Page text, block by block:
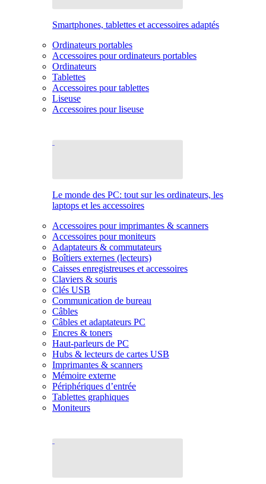
Smartphones, tablettes et accessoires adaptés
Ordinateurs portables
Accessoires pour ordinateurs portables
Ordinateurs
Tablettes
Accessoires pour tablettes
Liseuse
Accessoires pour liseuse
Le monde des PC: tout sur les ordinateurs, les
laptops et les accessoires
Accessoires pour imprimantes & scanners
Accessoires pour moniteurs
Adaptateurs & commutateurs
Boîtiers externes (lecteurs)
Caisses enregistreuses et accessoires
Claviers & souris
Clés USB
Communication de bureau
Câbles
Câbles et adaptateurs PC
Encres & toners
Haut-parleurs de PC
Hubs & lecteurs de cartes USB
Imprimantes & scanners
Mémoire externe
Périphériques d’entrée
Tablettes graphiques
Moniteurs